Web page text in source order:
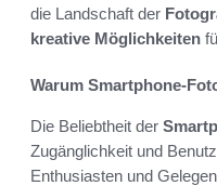
die Landschaft der
kreative Möglichkeiten
Warum Smartphone-
Die Beliebtheit der
Zugänglichkeit und
Enthusiasten und